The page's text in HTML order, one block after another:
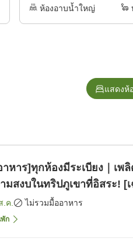
ห้องอาบน้ำใหญ่
แสดงห้
หาร]ทุกห้องมีระเบียง｜เพ
สงบในทริปภูเขาที่อิสระ! [
.ค. ไม่รวมมื้ออาหาร
ก